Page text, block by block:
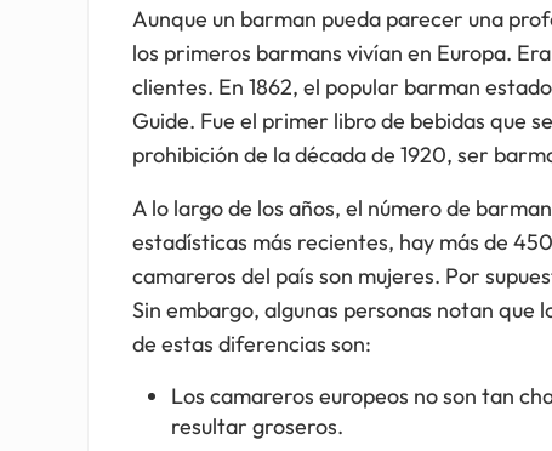
Aunque un barman pueda parecer una
los primeros barmans vivían en Europa.
clientes. En 1862, el popular barman
Guide. Fue el primer libro de bebidas que
prohibición de la década de 1920, ser
A lo largo de los años, el número de
estadísticas más recientes, hay más de
camareros del país son mujeres. Por
Sin embargo, algunas personas notan que
de estas diferencias son:
Los camareros europeos no son tan
resultar groseros.